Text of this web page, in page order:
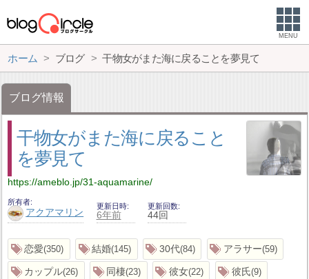
MENU
ホーム ブログ 干物女がまた海に戻ることを夢見て
ブログ情報
干物女がまた海に戻ること
を夢見て
https://ameblo.jp/31-aquamarine/
所有者
アクアマリン
更新日時
6年前
更新回数
44回
恋愛 350 結婚 145 30代 84 アラサー 59
カップル 26 同棲 23 彼女 22 彼氏 9